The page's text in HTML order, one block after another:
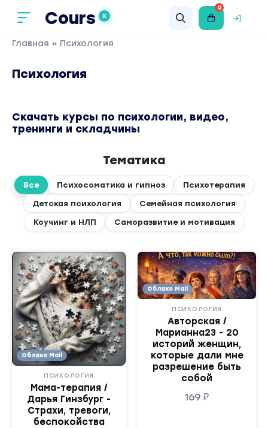
Cours X
0
Главная » Психология
Психология
Скачать курсы по психологии, видео,
тренинги и складчины
Тематика
Все Психосоматика и гипноз Психотерапия
Детская психология Семейная психология
Коучинг и НЛП Саморазвитие и мотивация
Облако Mail
ПСИХОЛОГИЯ
Мама-терапия /
Дарья Гинзбург -
Страхи, тревоги,
беспокойства
Облако Mail
ПСИХОЛОГИЯ
Авторская /
Марианна23 - 20
историй женщин,
которые дали мне
разрешение быть
собой
169 ₽